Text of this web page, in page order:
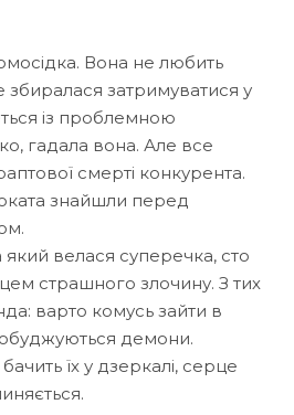
Вона не любить
збиралася затримуватися у
із проблемною
гадала вона. Але все
смерті конкурента.
знайшли перед
велася суперечка, сто
страшного злочину. З тих
варто комусь зайти в
демони.
їх у дзеркалі, серце